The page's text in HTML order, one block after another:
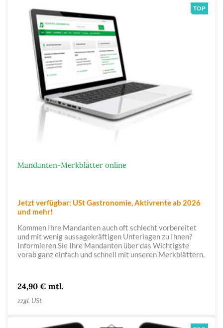
Mandanten-Merkblätter online
Jetzt verfügbar: USt Gastronomie, Aktivrente ab 2026
und mehr!
Kommen Ihre Mandanten auch oft schlecht vorbereitet
und mit wenig aussagekräftigen Unterlagen zu Ihnen?
Informieren Sie Ihre Mandanten über das Wichtigste
vorab ganz einfach und schnell mit unseren Merkblättern.
24,90 € mtl.
zzgl. USt